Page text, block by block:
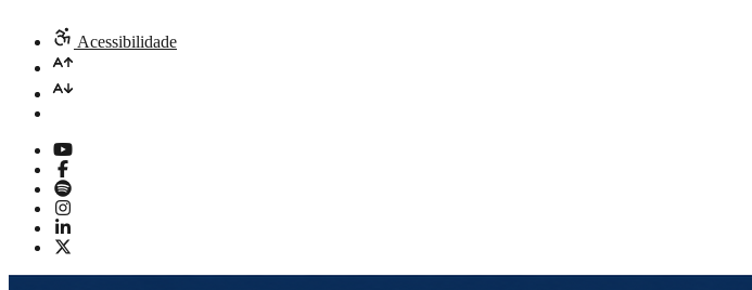
Acessibilidade